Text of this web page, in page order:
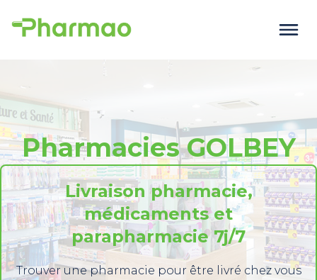
Pharmacies GOLBEY
Livraison pharmacie,
médicaments et
parapharmacie 7j/7
Trouver une pharmacie pour être livré chez vous